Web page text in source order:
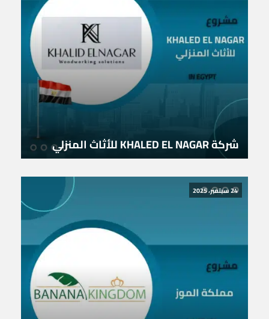
شركة KHALED EL NAGAR للأثاث المنزلي
24 سبتمبر، 2025